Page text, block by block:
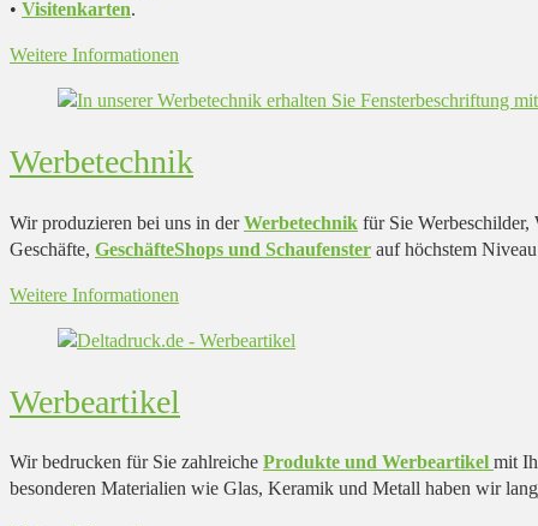
• Visitenkarten.
Weitere Informationen
Werbetechnik
Wir produzieren bei uns in derWerbetechnik für Sie
Geschäfte, GeschäfteShops und Schaufenster auf höchstem
Weitere Informationen
Werbeartikel
Wir bedrucken für Sie zahlreiche Produkte und Werbeartikel mit
besonderen Materialien wie Glas, Keramik und Metall haben wir